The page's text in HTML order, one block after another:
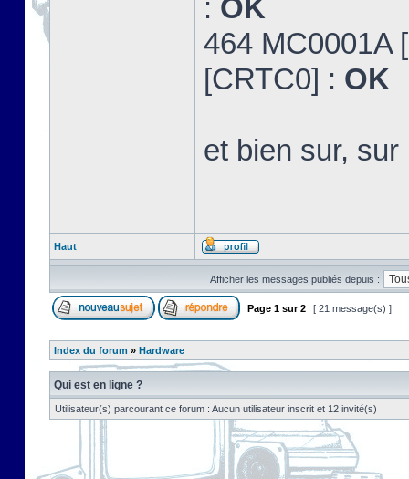
: OK
464 MC0001A
[CRTC0] : OK
et bien sur,
Haut
Afficher les messages publiés depuis :
Page 1 sur2 [ 21 message(s) ]
Index du forum » Hardware
Qui est en ligne ?
Utilisateur(s) parcourant ce forum : Aucun utilisateur inscrit et 12 invité(s)